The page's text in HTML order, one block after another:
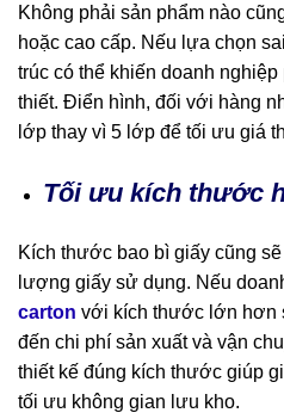
Không phải sản phẩm nào
hoặc cao cấp. Nếu lựa chọn
trúc có thể khiến doanh
thiết. Điển hình, đối với hàng
lớp thay vì 5 lớp để tối ưu giá
Tối ưu kích thước
Kích thước bao bì giấy cũng
lượng giấy sử dụng. Nếu
carton với kích thước lớn hơn
đến chi phí sản xuất và vận
thiết kế đúng kích thước giúp
tối ưu không gian lưu kho.